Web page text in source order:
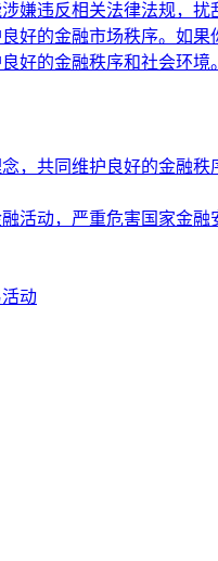
嫌违反相关法律法规，扰
好的金融市场秩序。如
好的金融秩序和社会环
，共同维护良好的金融
活动，严重危害国家金
动